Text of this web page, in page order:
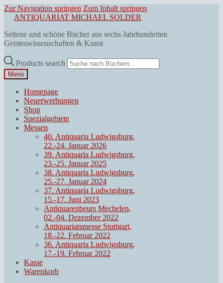
Zur Navigation springen Zum Inhalt springen
ANTIQUARIAT MICHAEL SOLDER
Seltene und schöne Bücher aus sechs Jahrhunderten
Geisteswissenschaften & Kunst
Products search
Menü
Homepage
Neuerwerbungen
Shop
Spezialgebiete
Messen
40. Antiquaria Ludwigsburg,
22.-24. Januar 2026
39. Antiquaria Ludwigsburg,
23.-25. Januar 2025
38. Antiquaria Ludwigsburg,
25.-27. Januar 2024
37. Antiquaria Ludwigsburg,
15.-17. Juni 2023
Antiquarenbeurs Mechelen,
02.-04. Dezember 2022
Antiquariatsmesse Stuttgart,
18.-22. Februar 2022
36. Antiquaria Ludwigsburg,
17.-19. Februar 2022
Kasse
Warenkorb